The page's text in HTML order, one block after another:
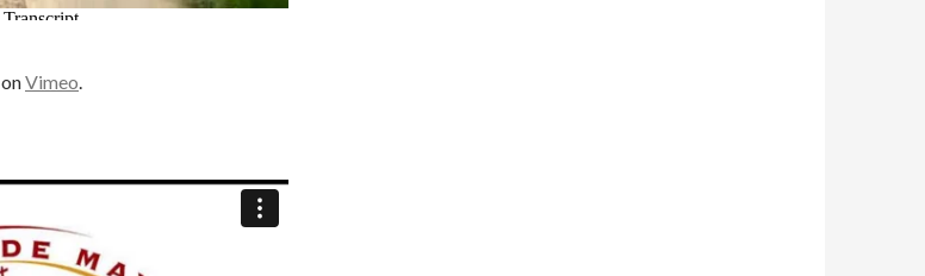
onVimeo.